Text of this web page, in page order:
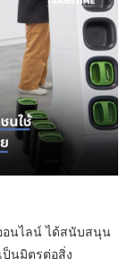
อนไลน์ ได้สนับสนุน
นมิตรต่อสิ่ง